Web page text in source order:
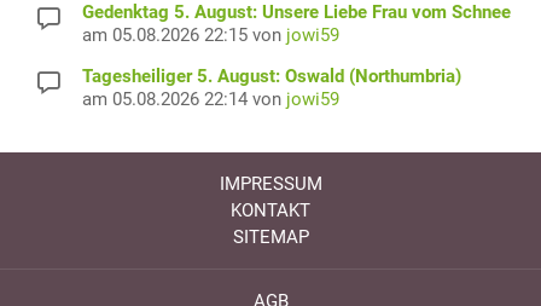
Gedenktag 5. August: Unsere Liebe Frau vom Schnee
am 05.08.2026 22:15 von jowi59
Tagesheiliger 5. August: Oswald (Northumbria)
am 05.08.2026 22:14 von jowi59
IMPRESSUM
KONTAKT
SITEMAP
AGB